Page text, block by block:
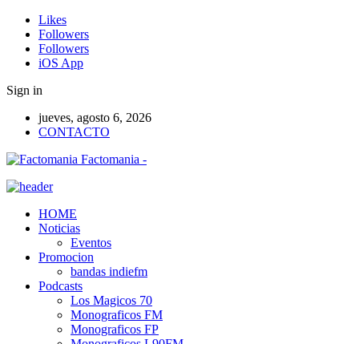
Likes
Followers
Followers
iOS App
Sign in
jueves, agosto 6, 2026
CONTACTO
Factomania -
HOME
Noticias
Eventos
Promocion
bandas indiefm
Podcasts
Los Magicos 70
Monograficos FM
Monograficos FP